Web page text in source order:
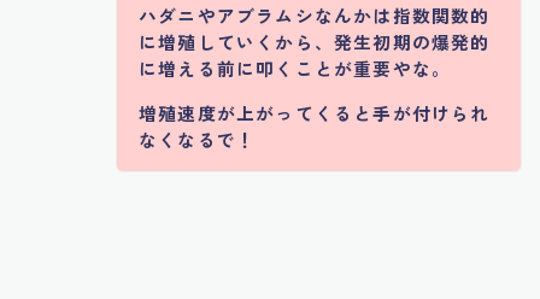
ハダニやアブラムシなんかは指数関数的
に増殖していくから、発生初期の爆発的
に増える前に叩くことが重要やな。
増殖速度が上がってくると手が付けられ
なくなるで！